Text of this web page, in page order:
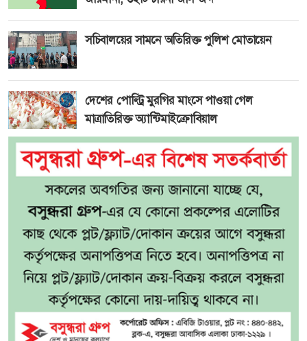
সচিবালয়ের সামনে অতিরিক্ত পুলিশ মোতায়েন
দেশের পোল্ট্রি মুরগির মাংসে পাওয়া গেল
মাত্রাতিরিক্ত অ্যান্টিমাইক্রোবিয়াল